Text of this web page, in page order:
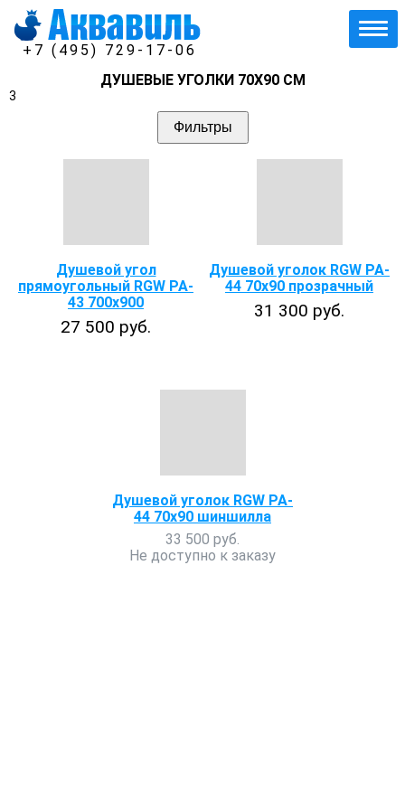
+7 (495) 729-17-06
ДУШЕВЫЕ УГОЛКИ 70Х90 СМ
3
Фильтры
Душевой угол
прямоугольный RGW PA-
43 700x900
27 500 руб.
Душевой уголок RGW PA-
44 70x90 прозрачный
31 300 руб.
Душевой уголок RGW PA-
44 70x90 шиншилла
33 500 руб.
Не доступно к заказу